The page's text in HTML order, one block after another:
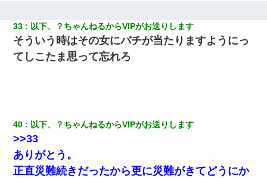
33 以下、？ちゃんねるからVIPがお送りします
そういう時はその女にバチが当たりますようにっ
てしこたま思って忘れろ
40 以下、？ちゃんねるからVIPがお送りします
>>33
ありがとう。
正直災難続きだったから更に災難がきてどうにか